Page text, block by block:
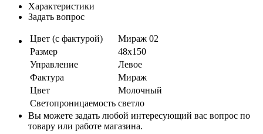
Характеристики
Задать вопрос
Цвет (с фактурой)
Мираж 02
Размер
48х150
Управление
Левое
Фактура
Мираж
Цвет
Молочный
Светопроницаемость светло
Вы можете задать любой интересующий вас вопрос по
товару или работе магазина.